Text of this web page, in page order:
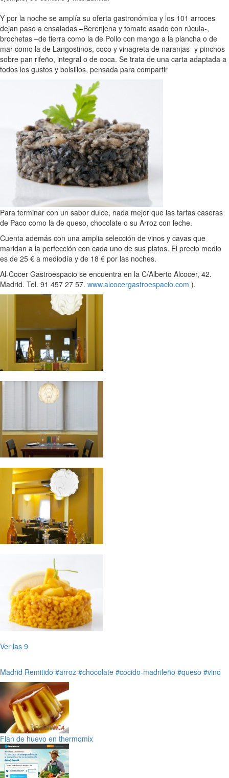
Y por la noche se amplía su oferta gastronómica y los 101 arroces
dejan paso a ensaladas –Berenjena y tomate asado con rúcula-,
brochetas –de tierra como la de Pollo con mango a la plancha o de
mar como la de Langostinos, coco y vinagreta de naranjas- y pinchos
sobre pan rifeño, integral o de coca. Se trata de una carta adaptada a
todos los gustos y bolsillos, pensada para compartir
Para terminar con un sabor dulce, nada mejor que las tartas caseras
de Paco como la de queso, chocolate o su Arroz con leche.
Cuenta además con una amplia selección de vinos y cavas que
maridan a la perfección con cada uno de sus platos. El precio medio
es de 25 € a mediodía y de 18 € por las noches.
Al-Cocer Gastroespacio se encuentra en la C/Alberto Alcocer, 42.
Madrid. Tel. 91 457 27 57. www.alcocergastroespacio.com ).
Ver las 9
Madrid Remitido #arroz #chocolate #cocido-madrileño #queso #vino
Flan de huevo en thermomix